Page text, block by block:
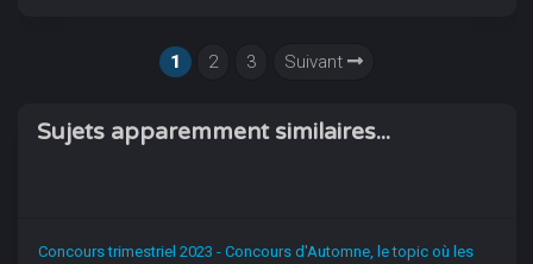
1 2 3 Suivant
Sujets apparemment similaires...
Concours trimestriel 2023 - Concours d'Automne, le topic où les